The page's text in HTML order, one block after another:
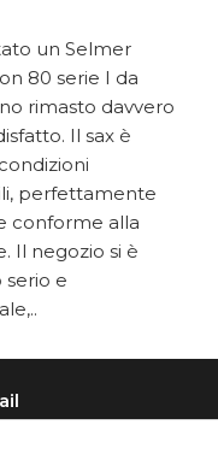
un Selmer
80 serie I da
rimasto davvero
Il sax è
perfettamente
conforme alla
Il negozio si è
serio e